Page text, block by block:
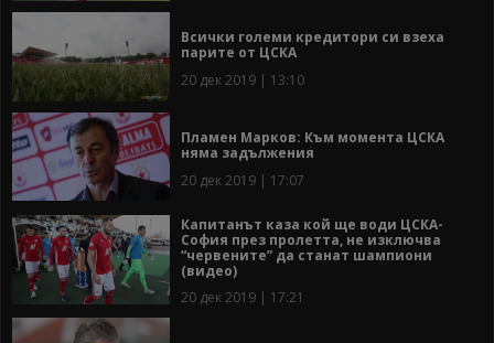
Всички големи кредитори си взеха
парите от ЦСКА
20 дек 2019 | 13:10
Пламен Марков: Към момента ЦСКА
няма задължения
20 дек 2019 | 17:07
Капитанът каза кой ще води ЦСКА-
София през пролетта, не изключва
“червените” да станат шампиони
(видео)
20 дек 2019 | 17:21